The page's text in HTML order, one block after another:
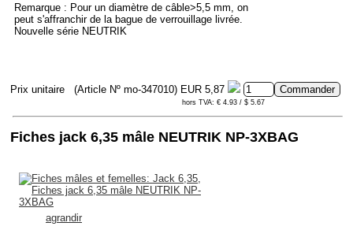
Remarque : Pour un diamètre de câble>5,5 mm, on
peut s'affranchir de la bague de verrouillage livrée.
Nouvelle série NEUTRIK
Prix unitaire (Article Nº mo-347010) EUR 5,87
hors TVA: € 4.93 / $ 5.67
Fiches jack 6,35 mâle NEUTRIK NP-3XBAG
agrandir